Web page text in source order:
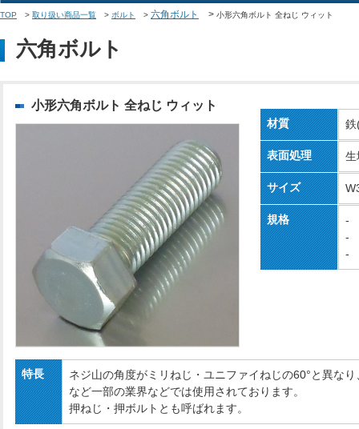
TOP > 取り扱い商品一覧 > ボルト > 六角ボルト > 小形六角ボルト 全ねじ ウィット
六角ボルト
小形六角ボルト 全ねじ ウィット
材質 鉄
表面処理 生
サイズ
規格
-
-
-
特長
ネジ山の角度がミリねじ・ユニファイねじの60°と異な
など一部の業界などでは使用されております。
押ねじ・押ボルトとも呼ばれます。